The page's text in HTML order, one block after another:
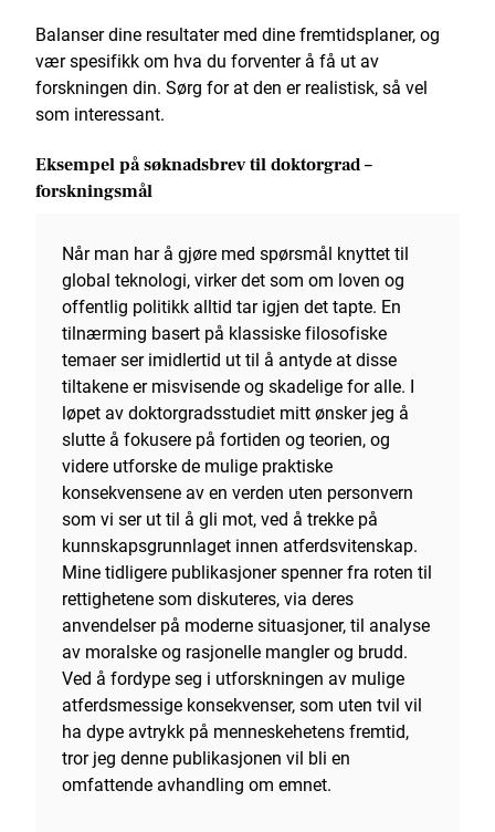
Balanser dine resultater med dine fremtidsplaner, og
vær spesifikk om hva du forventer å få ut av
forskningen din. Sørg for at den er realistisk, så vel
som interessant.
Eksempel på søknadsbrev til doktorgrad –
forskningsmål
Når man har å gjøre med spørsmål knyttet til
global teknologi, virker det som om loven og
offentlig politikk alltid tar igjen det tapte. En
tilnærming basert på klassiske filosofiske
temaer ser imidlertid ut til å antyde at disse
tiltakene er misvisende og skadelige for alle. I
løpet av doktorgradsstudiet mitt ønsker jeg å
slutte å fokusere på fortiden og teorien, og
videre utforske de mulige praktiske
konsekvensene av en verden uten personvern
som vi ser ut til å gli mot, ved å trekke på
kunnskapsgrunnlaget innen atferdsvitenskap.
Mine tidligere publikasjoner spenner fra roten til
rettighetene som diskuteres, via deres
anvendelser på moderne situasjoner, til analyse
av moralske og rasjonelle mangler og brudd.
Ved å fordype seg i utforskningen av mulige
atferdsmessige konsekvenser, som uten tvil vil
ha dype avtrykk på menneskehetens fremtid,
tror jeg denne publikasjonen vil bli en
omfattende avhandling om emnet.